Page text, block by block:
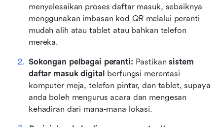
menyelesaikan proses daftar masuk, sebaiknya
menggunakan imbasan kod QR melalui peranti
mudah alih atau tablet atau bahkan telefon
mereka.
Sokongan pelbagai peranti: Pastikan sistem
daftar masuk digital berfungsi merentasi
komputer meja, telefon pintar, dan tablet, supaya
anda boleh mengurus acara dan mengesan
kehadiran dari mana-mana lokasi.